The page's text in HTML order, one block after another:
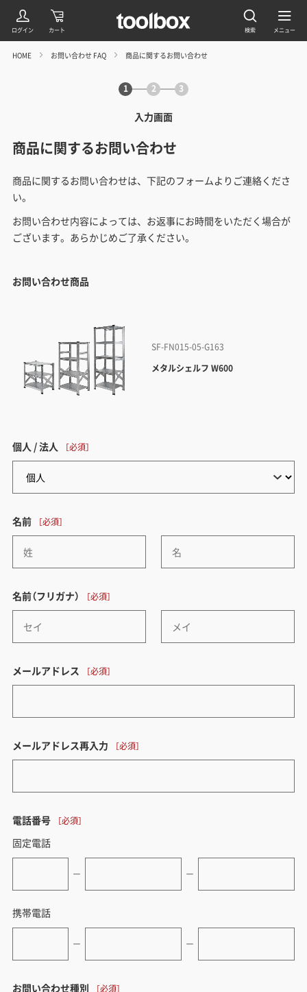
HOME お問い合わせ FAQ 商品に関するお問い合わせ
1 2 3
入力画面
商品に関するお問い合わせ
商品に関するお問い合わせは、下記のフォームよりご連絡くださ
い。
お問い合わせ内容によっては、お返事にお時間をいただく場合が
ございます。あらかじめご了承ください。
お問い合わせ商品
SF-FN015-05-G163
メタルシェルフ W600
個人 / 法人
名前
名前（フリガナ）
メールアドレス
メールアドレス再入力
電話番号
固定電話
ー ー
携帯電話
ー ー
お問い合わせ種別